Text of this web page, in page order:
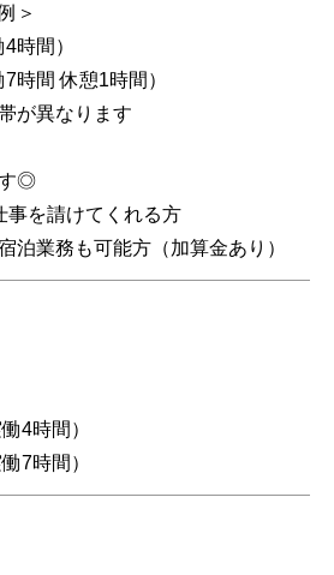
＞
時間）
時間 休憩1時間）
が異なります
す◎
を請けてくれる方
泊業務も可能方（加算金あり）
4時間）
7時間）